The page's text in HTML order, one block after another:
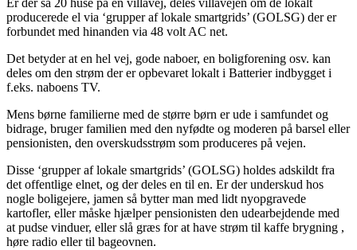
Er der så 20 huse på en villavej, deles villavejen om de lokalt
producerede el via ‘grupper af lokale smartgrids’ (GOLSG) der er
forbundet med hinanden via 48 volt AC net.
Det betyder at en hel vej, gode naboer, en boligforening osv. kan
deles om den strøm der er opbevaret lokalt i Batterier indbygget i
f.eks. naboens TV.
Mens børne familierne med de større børn er ude i samfundet og
bidrage, bruger familien med den nyfødte og moderen på barsel eller
pensionisten, den overskudsstrøm som produceres på vejen.
Disse ‘grupper af lokale smartgrids’ (GOLSG) holdes adskildt fra
det offentlige elnet, og der deles en til en. Er der underskud hos
nogle boligejere, jamen så bytter man med lidt nyopgravede
kartofler, eller måske hjælper pensionisten den udearbejdende med
at pudse vinduer, eller slå græs for at have strøm til kaffe brygning ,
høre radio eller til bageovnen.